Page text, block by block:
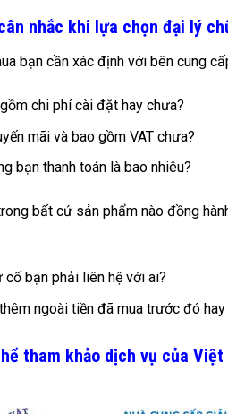
nhắc khi lựa chọn đại lý
bạn cần xác định với bên cung
chi phí cài đặt hay chưa?
mãi và bao gồm VAT chưa?
bạn thanh toán là bao nhiêu?
bất cứ sản phẩm nào đồng
cố bạn phải liên hệ với ai?
ngoài tiền đã mua trước đó hay
tham khảo dịch vụ của